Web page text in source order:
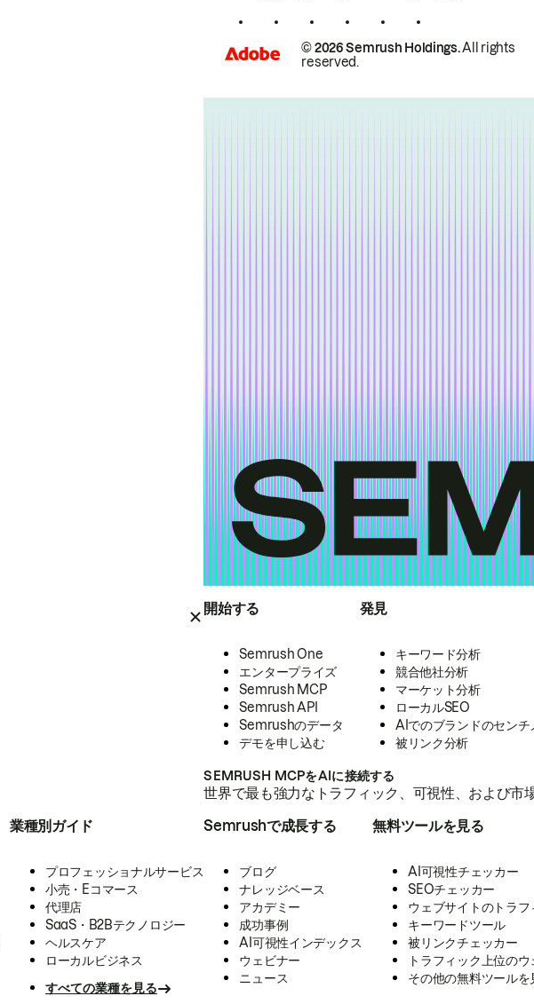
開始する
Semrush One
エンタープライズ
Semrush MCP
Semrush API
Semrushのデータ
デモを申し込む
発見
キーワード分析
競合他社分析
マーケット分析
ローカルSEO
AIでのブランドのセンチ
被リンク分析
SEMRUSH MCPをAIに接続する
世界で最も強力なトラフィック、可視性、および
業種別ガイド
プロフェッショナルサービス
小売・Eコマース
代理店
SaaS・B2Bテクノロジー
ヘルスケア
ローカルビジネス
すべての業種を見る
Semrushで成長する
ブログ
ナレッジベース
アカデミー
成功事例
AI可視性インデックス
ウェビナー
ニュース
無料ツールを見る
AI可視性チェッカー
SEOチェッカー
ウェブサイトのトラ
キーワードツール
被リンクチェッカー
トラフィック上位の
その他の無料ツールを
© 2026 Semrush Holdings.All rights
reserved.